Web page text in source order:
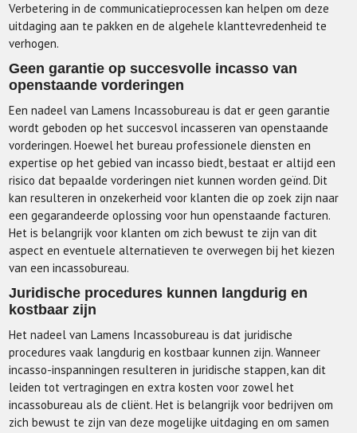
Verbetering in de communicatieprocessen kan helpen om deze
uitdaging aan te pakken en de algehele klanttevredenheid te
verhogen.
Geen garantie op succesvolle incasso van
openstaande vorderingen
Een nadeel van Lamens Incassobureau is dat er geen garantie
wordt geboden op het succesvol incasseren van openstaande
vorderingen. Hoewel het bureau professionele diensten en
expertise op het gebied van incasso biedt, bestaat er altijd een
risico dat bepaalde vorderingen niet kunnen worden geïnd. Dit
kan resulteren in onzekerheid voor klanten die op zoek zijn naar
een gegarandeerde oplossing voor hun openstaande facturen.
Het is belangrijk voor klanten om zich bewust te zijn van dit
aspect en eventuele alternatieven te overwegen bij het kiezen
van een incassobureau.
Juridische procedures kunnen langdurig en
kostbaar zijn
Het nadeel van Lamens Incassobureau is dat juridische
procedures vaak langdurig en kostbaar kunnen zijn. Wanneer
incasso-inspanningen resulteren in juridische stappen, kan dit
leiden tot vertragingen en extra kosten voor zowel het
incassobureau als de cliënt. Het is belangrijk voor bedrijven om
zich bewust te zijn van deze mogelijke uitdaging en om samen